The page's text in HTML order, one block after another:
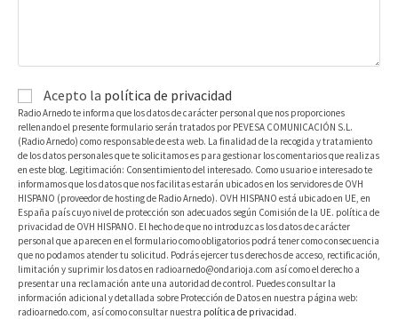
Acepto la política de privacidad
Radio Arnedo te informa que los datos de carácter personal que nos proporciones
rellenando el presente formulario serán tratados por PEVESA COMUNICACIÓN S.L.
(Radio Arnedo) como responsable de esta web. La finalidad de la recogida y tratamiento
de los datos personales que te solicitamos es para gestionar los comentarios que realizas
en este blog. Legitimación: Consentimiento del interesado. Como usuario e interesado te
informamos que los datos que nos facilitas estarán ubicados en los servidores de OVH
HISPANO (proveedor de hosting de Radio Arnedo). OVH HISPANO está ubicado en UE, en
España país cuyo nivel de protección son adecuados según Comisión de la UE. política de
privacidad de OVH HISPANO. El hecho de que no introduzcas los datos de carácter
personal que aparecen en el formulario como obligatorios podrá tener como consecuencia
que no podamos atender tu solicitud. Podrás ejercer tus derechos de acceso, rectificación,
limitación y suprimir los datos en radioarnedo@ondarioja.com así como el derecho a
presentar una reclamación ante una autoridad de control. Puedes consultar la
información adicional y detallada sobre Protección de Datos en nuestra página web:
radioarnedo.com, así como consultar nuestra política de privacidad.